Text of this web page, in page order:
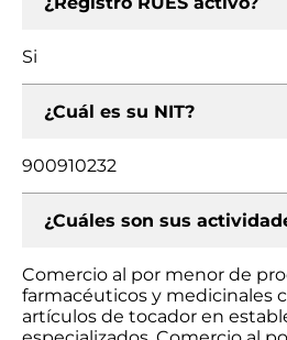
Si
¿Cuál es su NIT?
900910232
¿Cuáles son sus
Comercio al por menor de
farmacéuticos y medicinales
artículos de tocador en